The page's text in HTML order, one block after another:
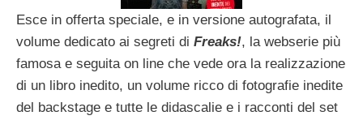
Esce in offerta speciale, e in versione autografata, il
volume dedicato ai segreti di Freaks!, la webserie più
famosa e seguita on line che vede ora la realizzazione
di un libro inedito, un volume ricco di fotografie inedite
del backstage e tutte le didascalie e i racconti del set